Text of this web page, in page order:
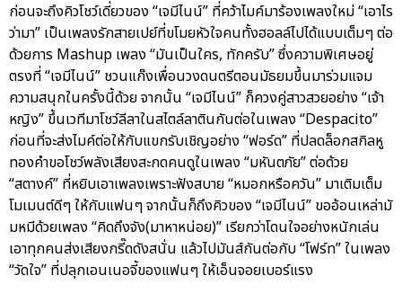
ก่อนจะถึงคิวโชว์เดี่ยวของ “เจมีไนน์” ที่คว้าไมค์มาร้องเพลงใหม่ “เอาไร
ว่ามา” เป็นเพลงรักสายเปย์ที่ขโมยหัวใจคนทั้งฮอลล์ไปได้แบบเต็มๆ ต่อ
ด้วยการ Mashup เพลง “มันเป็นใคร, ทักครับ” ซึ่งความพิเศษอยู่
ตรงที่ “เจมีไนน์” ชวนแก๊งเพื่อนวงดนตรีตอนมัธยมขึ้นมาร่วมแจม
ความสนุกในครั้งนี้ด้วย จากนั้น “เจมีไนน์” ก็ควงคู่สาวสวยอย่าง “เจ้า
หญิง” ขึ้นเวทีมาโชว์ลีลาในสไตล์ลาตินกันต่อในเพลง “Despacito”
ก่อนที่จะส่งไมค์ต่อให้กับแขกรับเชิญอย่าง “ฟอร์ด” ที่ปลดล็อกสกิลหู
ทองคำขอโชว์พลังเสียงสะกดคนดูในเพลง “มหันตภัย” ต่อด้วย
“สตางค์” ที่หยิบเอาเพลงเพราะฟังสบาย “หมอกหรือควัน” มาเติมเต็ม
โมเมนต์ดีๆ ให้กับแฟนๆ จากนั้นก็ถึงคิวของ “เจมีไนน์” ขออ้อนเหล่ามั
มหมีด้วยเพลง “คิดถึงจัง(มาหาหน่อย)” เรียกว่าโดนใจอย่างหนักเล่น
เอาทุกคนส่งเสียงกรี๊ดดังสนั่น แล้วไปมันส์กันต่อกับ “โฟร์ท” ในเพลง
“วัดใจ” ที่ปลุกเอนเนอจี้ของแฟนๆ ให้เอ็นจอยเบอร์แรง